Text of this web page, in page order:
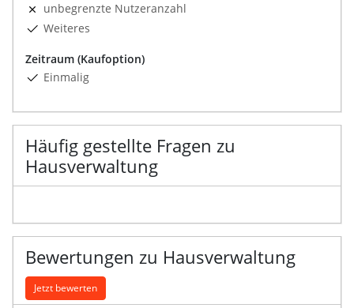
unbegrenzte Nutzeranzahl
Weiteres
Zeitraum (Kaufoption)
Einmalig
Häufig gestellte Fragen zu
Hausverwaltung
Bewertungen zu Hausverwaltung
Jetzt bewerten